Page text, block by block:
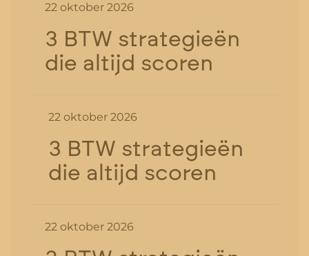
22 oktober 2026
3 BTW strategieën
die altijd scoren
22 oktober 2026
3 BTW strategieën
die altijd scoren
22 oktober 2026